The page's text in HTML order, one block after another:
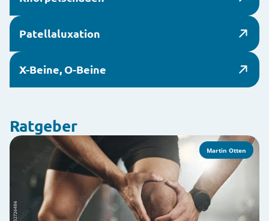
Patellaluxation
X-Beine, O-Beine
Ratgeber
Martin Otten